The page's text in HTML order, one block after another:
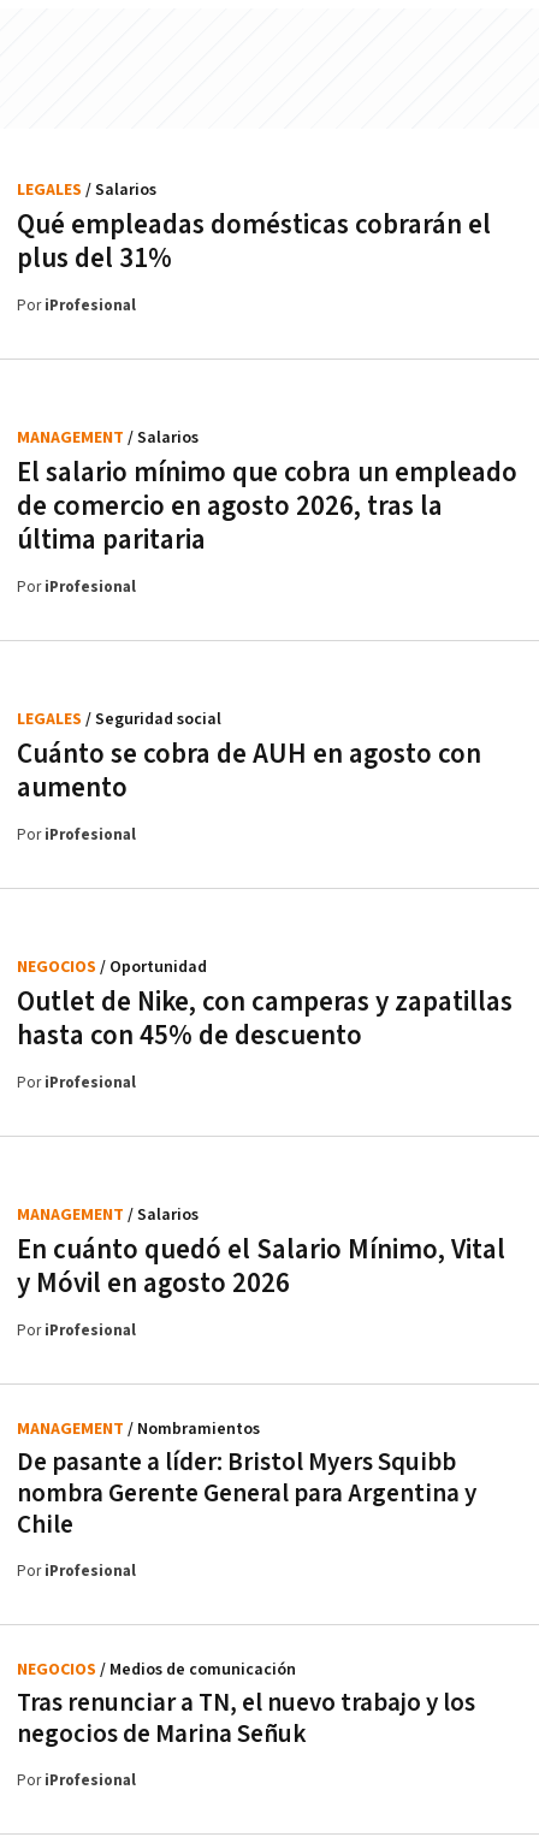
Qué empleadas domésticas cobrarán el
plus del 31%
LEGALES / Salarios
PoriProfesional
El salario mínimo que cobra un empleado
de comercio en agosto 2026, tras la
última paritaria
MANAGEMENT / Salarios
PoriProfesional
Cuánto se cobra de AUH en agosto con
aumento
LEGALES / Seguridad social
PoriProfesional
Outlet de Nike, con camperas y zapatillas
hasta con 45% de descuento
NEGOCIOS / Oportunidad
PoriProfesional
En cuánto quedó el Salario Mínimo, Vital
y Móvil en agosto 2026
MANAGEMENT / Salarios
PoriProfesional
De pasante a líder: Bristol Myers Squibb
nombra Gerente General para Argentina y
Chile
MANAGEMENT / Nombramientos
PoriProfesional
Tras renunciar a TN, el nuevo trabajo y los
negocios de Marina Señuk
NEGOCIOS / Medios de comunicación
PoriProfesional